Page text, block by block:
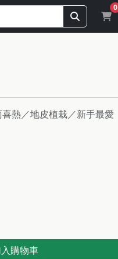
0
熱／地皮植栽／新手最愛
購物車